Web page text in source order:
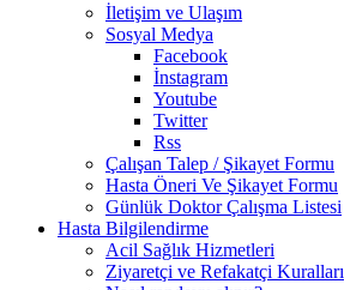
İletişim ve Ulaşım
Sosyal Medya
Facebook
İnstagram
Youtube
Twitter
Rss
Çalışan Talep / Şikayet Formu
Hasta Öneri Ve Şikayet Formu
Günlük Doktor Çalışma Listesi
Hasta Bilgilendirme
Acil Sağlık Hizmetleri
Ziyaretçi ve Refakatçi Kuralları